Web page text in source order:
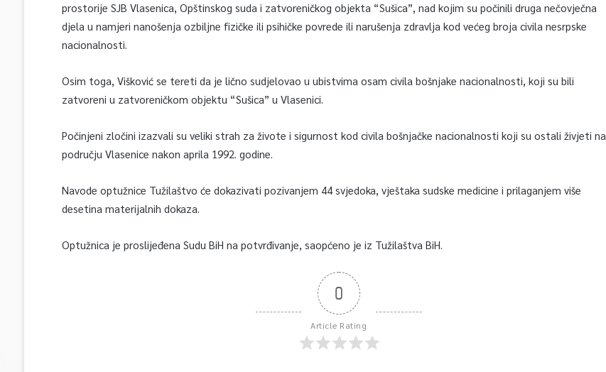
prostorije SJB Vlasenica, Opštinskog suda i zatvoreničkog objekta “Sušica”, nad kojim su počinili druga nečovječna
djela u namjeri nanošenja ozbiljne fizičke ili psihičke povrede ili narušenja zdravlja kod većeg broja civila nesrpske
nacionalnosti.
Osim toga, Višković se tereti da je lično sudjelovao u ubistvima osam civila bošnjake nacionalnosti, koji su bili
zatvoreni u zatvoreničkom objektu “Sušica” u Vlasenici.
Počinjeni zločini izazvali su veliki strah za živote i sigurnost kod civila bošnjačke nacionalnosti koji su ostali živjeti na
području Vlasenice nakon aprila 1992. godine.
Navode optužnice Tužilaštvo će dokazivati pozivanjem 44 svjedoka, vještaka sudske medicine i prilaganjem više
desetina materijalnih dokaza.
Optužnica je proslijeđena Sudu BiH na potvrđivanje, saopćeno je iz Tužilaštva BiH.
0
Article Rating